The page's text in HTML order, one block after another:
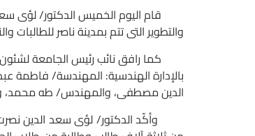
قام اليوم الخميس الدكتور/ لؤى سعد
والتطوير التى تتم بمدينة ناصر
كما رافق نائب رئيس الجامعة لشئون
بالإدارة الهندسية: المهندسة/
الدين مصطفى، والمهندس/ طه محمد،